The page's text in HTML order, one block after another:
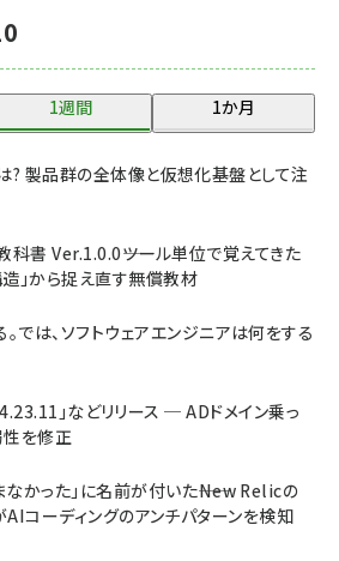
1週間 1か月
? 製品群の全体像と仮想化基盤として注
科書 Ver.1.0.0――ツール単位で覚えてきた
」から捉え直す無償教材
では、ソフトウェアエンジニアは何をする
」などリリース ─ ADドメイン乗っ
を修正
かった」に名前が付いた――New Relicの
コーディングのアンチパターンを検知